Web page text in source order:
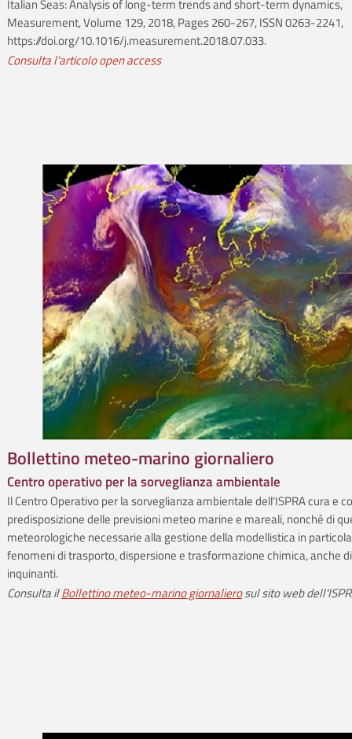
Italian Seas: Analysis of long-term trends and short-term dynamics,
Measurement, Volume 129, 2018, Pages 260-267, ISSN 0263-2241,
https://doi.org/10.1016/j.measurement.2018.07.033.
Consulta l'articolo open access
Bollettino meteo-marino giornaliero
Centro operativo per la sorveglianza ambientale
Il Centro Operativo per la sorveglianza ambientale dell'ISPRA cura e
predisposizione delle previsioni meteo­ marine e mareali, nonché di
meteorologiche necessarie alla gestione della modellistica in
fenomeni di trasporto, dispersione e trasformazione chimica, anche
inquinanti.
Consulta ilBollettino meteo-marino giornalierosul sito web